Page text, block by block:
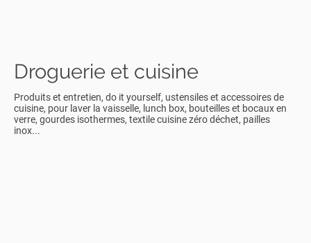
Droguerie et cuisine
Produits et entretien, do it yourself, ustensiles et accessoires de
cuisine, pour laver la vaisselle, lunch box, bouteilles et bocaux en
verre, gourdes isothermes, textile cuisine zéro déchet, pailles
inox...